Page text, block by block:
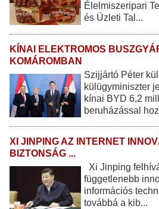
Élelmiszeripari
és Üzleti Tal...
KÍNAI ELEKTROMOS
KOMÁROMBAN
Szijjártó Péter
külügyminiszter
kínai BYD 6,2
beruházással
XI JINPING AZ INTERNET
BIZTONSÁG ...
Xi Jinping
függetlenebb
információs
továbbá a kib...